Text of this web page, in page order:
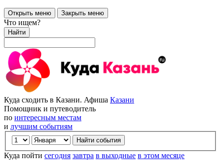
Открыть меню Закрыть меню
Что ищем?
Найти
Куда сходить в Казани. Афиша Казани
Помощник и путеводитель
по интересным местам
и лучшим событиям
Куда пойти сегодня завтра в выходные в этом месяце